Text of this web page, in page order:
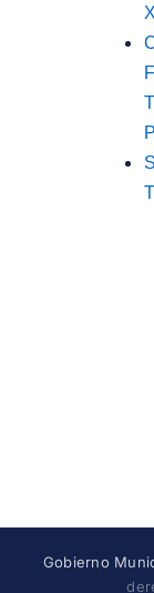
Gobierno